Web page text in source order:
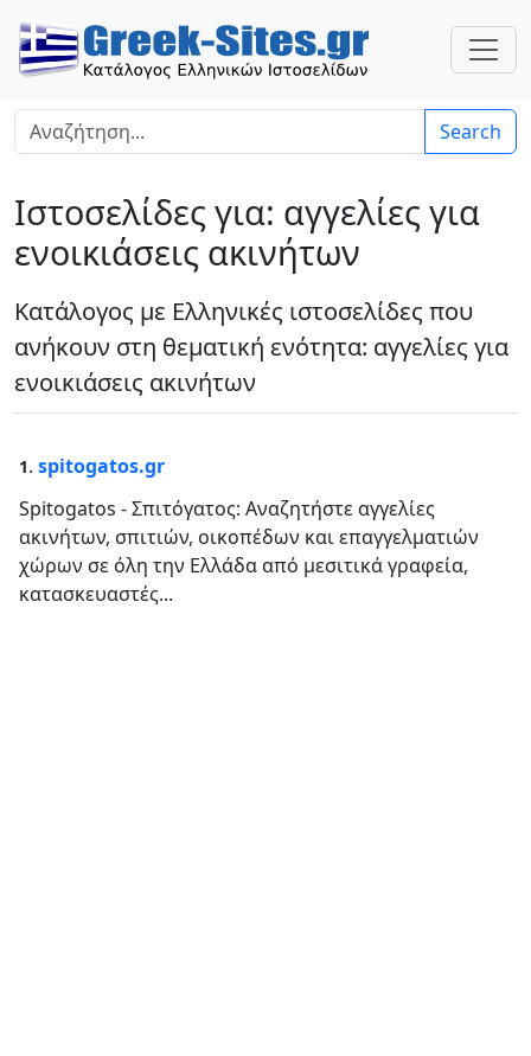
Search
Ιστοσελίδες για: αγγελίες για
ενοικιάσεις ακινήτων
Κατάλογος με Ελληνικές ιστοσελίδες που
ανήκουν στη θεματική ενότητα: αγγελίες για
ενοικιάσεις ακινήτων
1. spitogatos.gr
Spitogatos - Σπιτόγατος: Αναζητήστε αγγελίες
ακινήτων, σπιτιών, οικοπέδων και επαγγελματιών
χώρων σε όλη την Ελλάδα από μεσιτικά γραφεία,
κατασκευαστές...